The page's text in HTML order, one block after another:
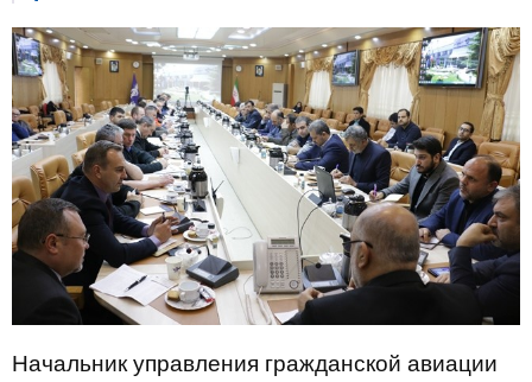
Начальник управления гражданской авиации